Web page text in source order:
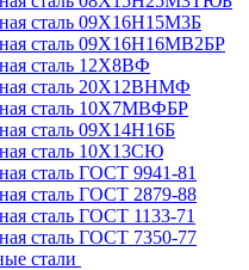
сталь 09Х16Н15М3Б
сталь 09Х16Н16МВ2БР
сталь 12Х8ВФ
сталь 20Х12ВНМФ
сталь 10Х7МВФБР
сталь 09Х14Н16Б
сталь 10Х13СЮ
сталь ГОСТ 9941-81
сталь ГОСТ 2879-88
сталь ГОСТ 1133-71
сталь ГОСТ 7350-77
стали